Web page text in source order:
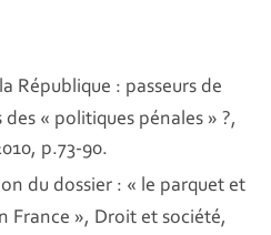
République : passeurs de
« politiques pénales » ?,
p.73-90.
du dossier : « le parquet et
France », Droit et société,